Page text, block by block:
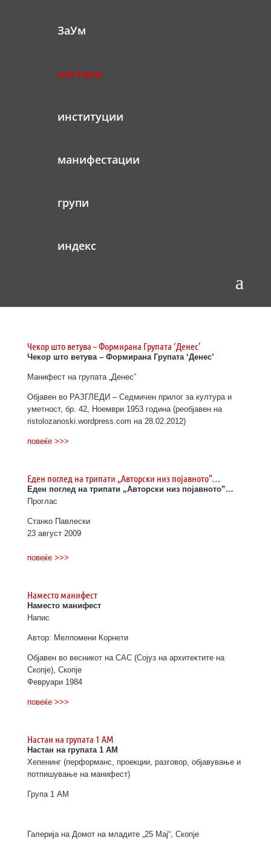
ЗаУм
настани
институции
манифестации
групи
индекс
Чекор што ветува – Формирана Групата ‘Денес’
Чекор што ветува – Формирана Групата ‘Денес’
Манифест на групата „Денес”
Објавен во РАЗГЛЕДИ – Седмичен прилог за култура и
уметност, бр. 42, Ноември 1953 година (реобјавен на
ristolozanoski.wordpress.com на 28.02.2012)
повеќе >>>
Еден поглед на трипати „Авторски низ појавното”…
Еден поглед на трипати „Авторски низ појавното”…
Проглас
Станко Павлески
23 август 2009
повеќе >>>
Наместо манифест
Наместо манифест
Напис
Автор: Мелпомени Корнети
Објавен во весникот на САС (Сојуз на архитектите на
Скопје), Скопје
Февруари 1984
повеќе >>>
Настан на групата 1 АМ
Настан на групата 1 АМ
Хепенинг (перформанс, проекции, разговор, објавување и
потпишување на манифест)
Група 1 АМ
Галерија на Домот на младите „25 Мај“, Скопје